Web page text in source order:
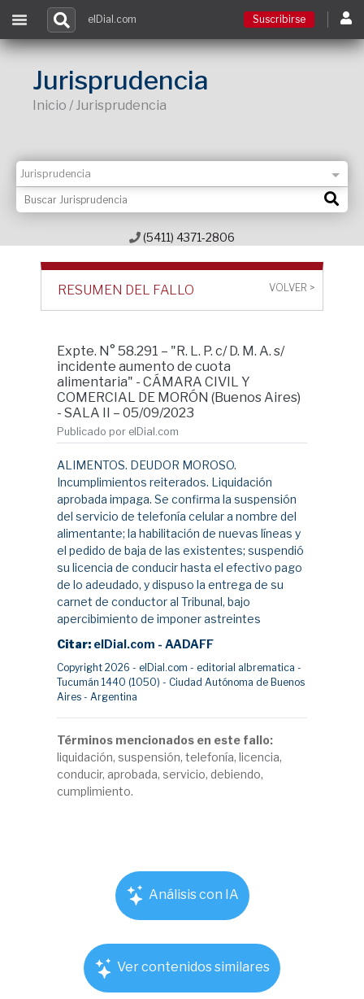
Contacto
elDial.com Suscribirse
Jurisprudencia
Inicio / Jurisprudencia
(5411) 4371-2806
RESUMEN DEL FALLO VOLVER >
Expte. N° 58.291 – "R. L. P. c/ D. M. A. s/
incidente aumento de cuota
alimentaria" - CÁMARA CIVIL Y
COMERCIAL DE MORÓN (Buenos Aires)
- SALA II – 05/09/2023
Publicado por elDial.com
ALIMENTOS. DEUDOR MOROSO.
Incumplimientos reiterados. Liquidación
aprobada impaga. Se confirma la suspensión
del servicio de telefonía celular a nombre del
alimentante; la habilitación de nuevas líneas y
el pedido de baja de las existentes; suspendió
su licencia de conducir hasta el efectivo pago
de lo adeudado, y dispuso la entrega de su
carnet de conductor al Tribunal, bajo
apercibimiento de imponer astreintes
Citar: elDial.com - AADAFF
Copyright 2026 - elDial.com - editorial albrematica -
Tucumán 1440 (1050) - Ciudad Autónoma de Buenos
Aires - Argentina
Términos mencionados en este fallo:
liquidación, suspensión, telefonía, licencia,
conducir, aprobada, servicio, debiendo,
cumplimiento.
Análisis con IA
Ver contenidos similares